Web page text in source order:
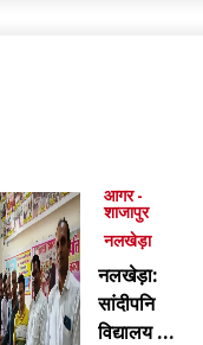
आगर -
शाजापुर
नलखेड़ा
नलखेड़ा:
सांदीपनि
विद्यालय को